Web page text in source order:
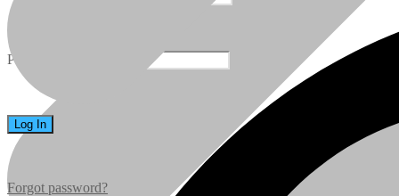
Password
Forgot password?